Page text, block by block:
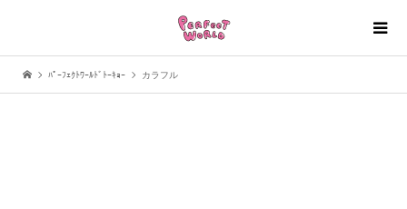
ﾊﾟｰﾌｪｸﾄﾜｰﾙﾄﾞﾄｰｷｮｰ カラフル